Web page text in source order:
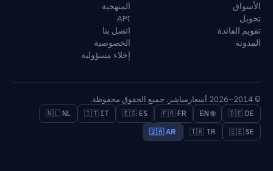
الأسواق
تحويل
تقويم الفائدة
المدونة
المنهجية
API
اتصل بنا
الخصوصية
إخلاء مسؤولية
© 2014–2026 أسعارمباشر. جميع الحقوق محفوظة.
🇩🇪 DE
🌐 EN
🇫🇷 FR
🇪🇸 ES
🇮🇹 IT
🇳🇱 NL
🇸🇪 SE
🇹🇷 TR
🇸🇦 AR